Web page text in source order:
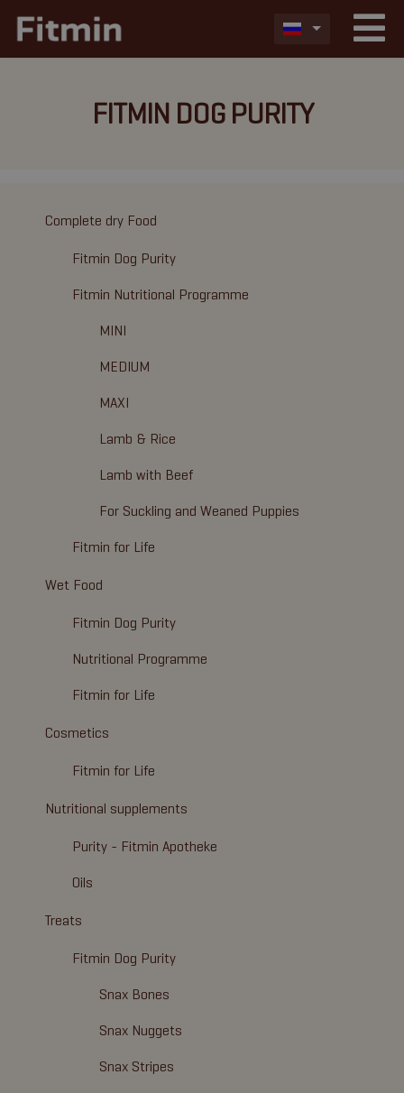
FITMIN DOG PURITY
Complete dry Food
Fitmin Dog Purity
Fitmin Nutritional Programme
MINI
MEDIUM
MAXI
Lamb & Rice
Lamb with Beef
For Suckling and Weaned Puppies
Fitmin for Life
Wet Food
Fitmin Dog Purity
Nutritional Programme
Fitmin for Life
Cosmetics
Fitmin for Life
Nutritional supplements
Purity - Fitmin Apotheke
Oils
Treats
Fitmin Dog Purity
Snax Bones
Snax Nuggets
Snax Stripes